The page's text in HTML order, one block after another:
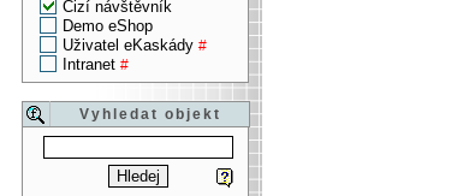
Cizí návštěvník
Demo eShop
Uživatel eKaskády #
Intranet #
Vyhledat objekt